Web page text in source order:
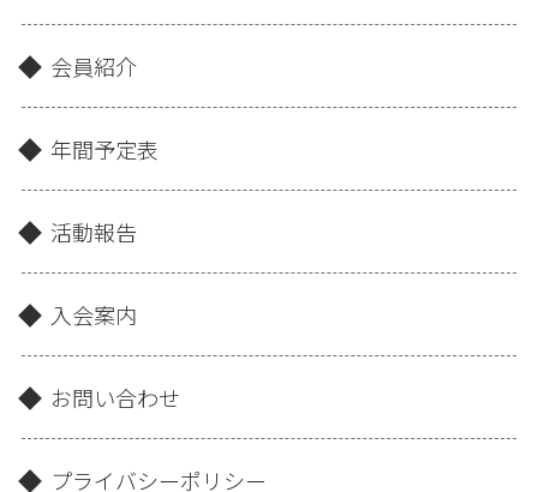
会員紹介
年間予定表
活動報告
入会案内
お問い合わせ
プライバシーポリシー